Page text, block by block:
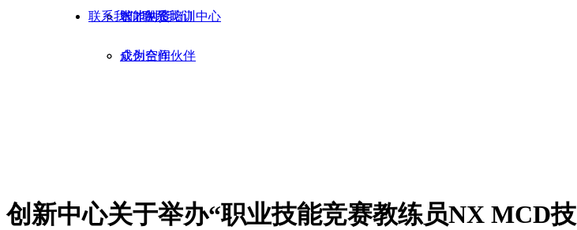
智能制造培训中心
众创空间
求才纳贤
成为合作伙伴
联系我们 联系我们
创新中心关于举办“职业技能竞赛教练员NX MCD技